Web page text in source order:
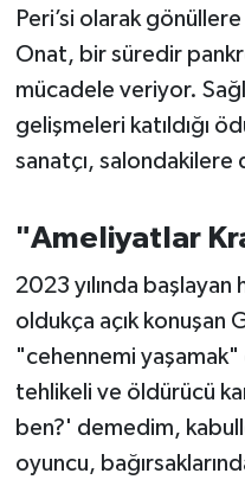
Peri’si olarak
Onat, bir süredir
mücadele veriyor.
gelişmeleri katıldığı
sanatçı, salondakilere
"Ameliyatlar
2023 yılında başlayan
oldukça açık konuşan
"cehennemi yaşamak"
tehlikeli ve öldürücü
ben?' demedim,
oyuncu,
KÜLTÜR-SANAT
MAGAZİN
OTOMOTİV
Resmi İlanlar